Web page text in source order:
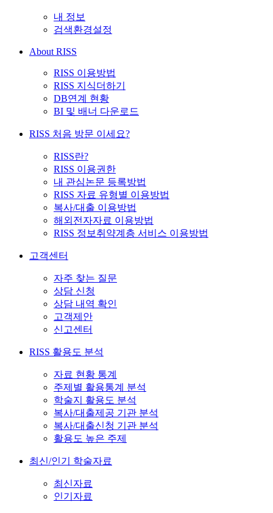
내 정보
검색환경설정
About RISS
RISS 이용방법
RISS 지식더하기
DB연계 현황
BI 및 배너 다운로드
RISS 처음 방문 이세요?
RISS란?
RISS 이용권한
내 관심논문 등록방법
RISS 자료 유형별 이용방법
복사/대출 이용방법
해외전자자료 이용방법
RISS 정보취약계층 서비스 이용방법
고객센터
자주 찾는 질문
상담 신청
상담 내역 확인
고객제안
신고센터
RISS 활용도 분석
자료 현황 통계
주제별 활용통계 분석
학술지 활용도 분석
복사/대출제공 기관 분석
복사/대출신청 기관 분석
활용도 높은 주제
최신/인기 학술자료
최신자료
인기자료